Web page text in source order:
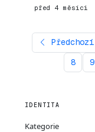
před 4 měsíci
Předchozí
8
9
IDENTITA
Kategorie